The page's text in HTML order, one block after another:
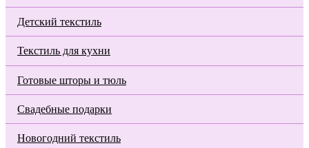
Детский текстиль
Текстиль для кухни
Готовые шторы и тюль
Свадебные подарки
Новогодний текстиль